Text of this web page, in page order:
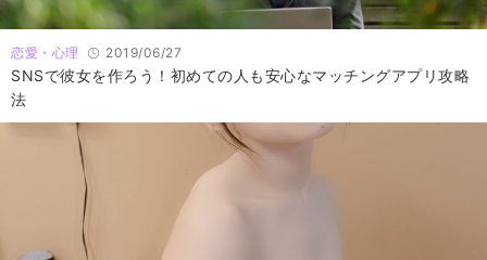
恋愛・心理 2019/06/27
SNSで彼女を作ろう！初めての人も安心なマッチングアプリ攻略
法